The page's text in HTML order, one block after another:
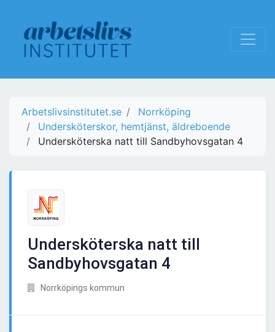
Arbetslivsinstitutet.se
Norrköping
Undersköterskor, hemtjänst, äldreboende
Undersköterska natt till Sandbyhovsgatan 4
Undersköterska natt till
Sandbyhovsgatan 4
Norrköpings kommun